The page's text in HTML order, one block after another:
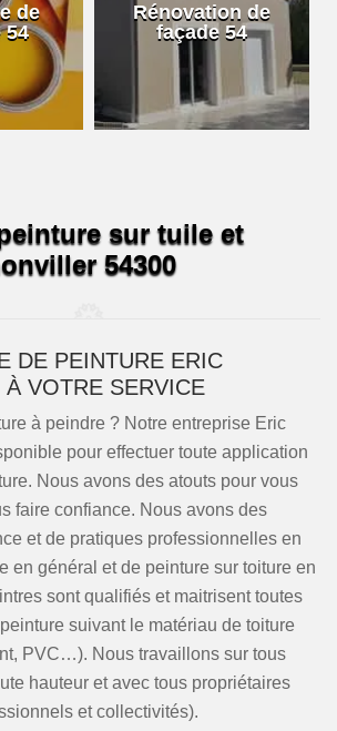
de
54
Rénovation de
façade 54
sur tuile et
54300
DE PEINTURE ERIC
À VOTRE SERVICE
à peindre ? Notre entreprise Eric
pour effectuer toute application
Nous avons des atouts pour vous
faire confiance. Nous avons des
et de pratiques professionnelles en
en général et de peinture sur toiture en
sont qualifiés et maitrisent toutes
suivant le matériau de toiture
PVC…). Nous travaillons sur tous
hauteur et avec tous propriétaires
et collectivités).